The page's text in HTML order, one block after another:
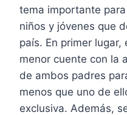
tema importante
niños y jóvenes que
país. En primer lugar,
menor cuente con la
de ambos padres
menos que uno de
exclusiva. Además,